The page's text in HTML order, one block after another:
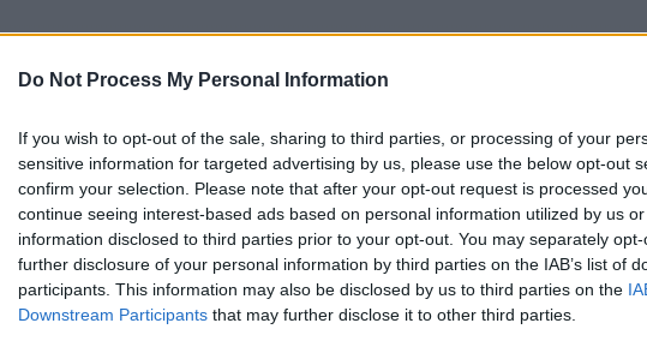
Do Not Process My Personal Information
If you wish to opt-out of the sale, sharing to third parties, or processing of your
sensitive information for targeted advertising by us, please use the below opt-out
confirm your selection. Please note that after your opt-out request is processed
continue seeing interest-based ads based on personal information utilized by us
information disclosed to third parties prior to your opt-out. You may separately
further disclosure of your personal information by third parties on the IAB’s list of
participants. This information may also be disclosed by us to third parties on the
Downstream Participants that may further disclose it to other third parties.
Jetzt 20:15 Tipps Sender Merkzettel TV-Agent Fußball
Gestern Fr So Di Mi
The Middle - Das harte Weihnachtsfest(Christmas) - Serie /